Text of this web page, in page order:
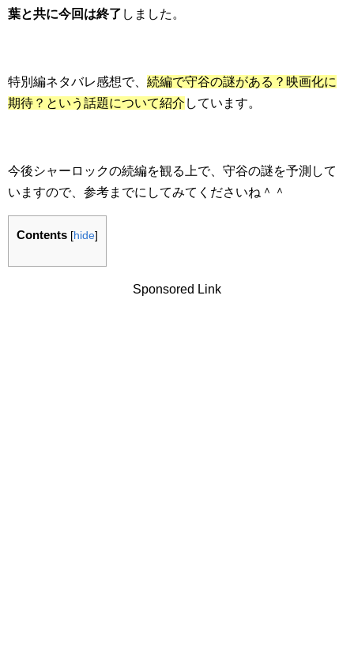
葉と共に今回は終了 しました。
特別編ネタバレ感想で、 続編で守谷の謎がある？映画化に
期待？という話題について紹介 しています。
今後シャーロックの続編を観る上で、守谷の謎を予測して
いますので、参考までにしてみてくださいね＾＾
Contents [hide]
Sponsored Link